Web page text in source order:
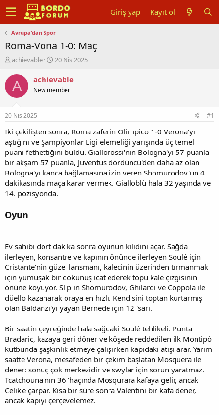
Giriş yap Kayıt ol
Avrupa'dan Spor
Roma-Vona 1-0: Maç
K
n
u
y
b
a
ş
a
t
a
n
achievable
B
ş
a
ç
a
r
i
h
i
20 Nis 2025
A achievable
New member
20 Nis 2025 #1
İki çekilişten sonra, Roma zaferin Olimpico 1-0 Verona'yı
aştığını ve Şampiyonlar Ligi elemeliği yarışında üç temel
puanı fethettiğini buldu. Giallorossi'nin Bologna'yı 57 puanla
bir akşam 57 puanla, Juventus dördüncü'den daha az olan
Bologna'yı kanca bağlamasına izin veren Shomurodov'un 4.
dakikasında maça karar vermek. Gialloblù hala 32 yaşında ve
14. pozisyonda.
Oyun
Ev sahibi dört dakika sonra oyunun kilidini açar. Sağda
ilerleyen, konsantre ve kapının önünde ilerleyen Soulé için
Cristante'nin güzel lansmanı, kalecinin üzerinden tırmanmak
için yumuşak bir dokunuş icat ederek topu kale çizgisinin
önüne koyuyor. Slip in Shomurodov, Ghilardi ve Coppola ile
düello kazanarak oraya en hızlı. Kendisini toptan kurtarmış
olan Baldanzi'yi yayan Bernede için 12 'sarı.
Bir saatin çeyreğinde hala sağdaki Soulé tehlikeli: Punta
Bradaric, kazaya geri döner ve köşede reddedilen ilk Montipò
kutbunda şaşkınlık etmeye çalışırken kapıdaki atışı arar. Yarım
saatte Verona, mesafeden bir çekim başlatan Mosquera ile
dener: sonuç çok merkezidir ve swylar için sorun yaratmaz.
Tcatchouna'nın 36 'haçında Mosqurara kafaya gelir, ancak
Celik'e çarpar. Kısa bir süre sonra Valentini bir kafa dener,
ancak kapıyı çerçevelemez.